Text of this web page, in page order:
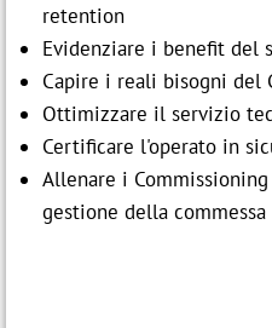
retention
Evidenziare i benefit del
Capire i reali bisogni del
Ottimizzare il servizio
Certificare l'operato in
Allenare i
gestione della commessa